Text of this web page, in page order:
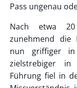
Pass ungenau
Nach etwa
zunehmend die
nun griffiger in
zielstrebiger in
Führung fiel in